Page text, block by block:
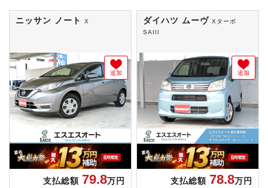
ニッサン ノート X
追加
支払総額 79.8万円
ダイハツ ムーヴXターボ
SAIII
追加
支払総額 78.8万円